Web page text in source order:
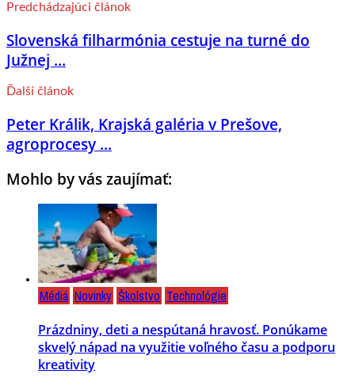
Predchádzajúci článok
Slovenská filharmónia cestuje na turné do
Južnej ...
Ďalší článok
Peter Králik, Krajská galéria v Prešove,
agroprocesy ...
Mohlo by vás zaujímať:
Médiá Novinky Školstvo Technológie
Prázdniny, deti a nespútaná hravosť. Ponúkame
skvelý nápad na využitie voľného času a podporu
kreativity